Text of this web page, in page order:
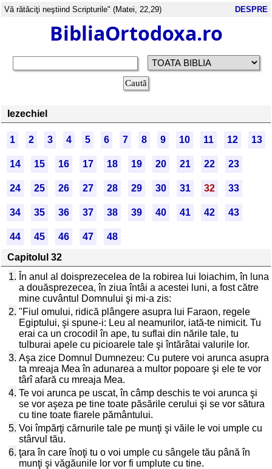
Vă rătăciţi neştiind Scripturile" (Matei, 22,29) DESPRE
BibliaOrtodoxa.ro
Iezechiel
1 2 3 4 5 6 7 8 9 10 11 12 13
14 15 16 17 18 19 20 21 22 23
24 25 26 27 28 29 30 31 32 33
34 35 36 37 38 39 40 41 42 43
44 45 46 47
48
Capitolul 32
1. În anul al doisprezecelea de la robirea lui Ioiachim, în luna
a douăsprezecea, în ziua întâi a acestei luni, a fost către
mine cuvântul Domnului şi mi-a zis:
2. "Fiul omului, ridică plângere asupra lui Faraon, regele
Egiptului, şi spune-i: Leu al neamurilor, iată-te nimicit. Tu
erai ca un crocodil în ape, tu suflai din nările tale, tu
tulburai apele cu picioarele tale şi întărâtai valurile lor.
3. Aşa zice Domnul Dumnezeu: Cu putere voi arunca asupra
ta mreaja Mea în adunarea a multor popoare şi ele te vor
târî afară cu mreaja Mea.
4. Te voi arunca pe uscat, în câmp deschis te voi arunca şi
se vor aşeza pe tine toate păsările cerului şi se vor sătura
cu tine toate fiarele pământului.
5. Voi împărţi cărnurile tale pe munţi şi văile le voi umple cu
stârvul tău.
6. ţara în care înoţi tu o voi umple cu sângele tău până în
munţi şi văgăunile lor vor fi umplute cu tine.